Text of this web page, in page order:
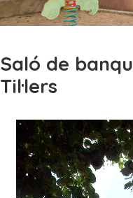
Saló de
Til·lers